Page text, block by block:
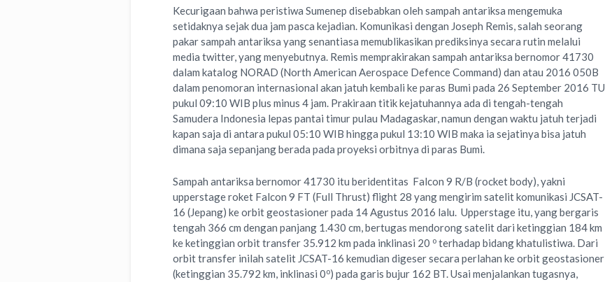
Kecurigaan bahwa peristiwa Sumenep disebabkan oleh sampah antariksa mengemuka
setidaknya sejak dua jam pasca kejadian. Komunikasi dengan Joseph Remis, salah seorang
pakar sampah antariksa yang senantiasa memublikasikan prediksinya secara rutin melalui
media twitter, yang menyebutnya. Remis memprakirakan sampah antariksa bernomor 41730
dalam katalog NORAD (North American Aerospace Defence Command) dan atau 2016 050B
dalam penomoran internasional akan jatuh kembali ke paras Bumi pada 26 September 2016 TU
pukul 09:10 WIB plus minus 4 jam. Prakiraan titik kejatuhannya ada di tengah-tengah
Samudera Indonesia lepas pantai timur pulau Madagaskar, namun dengan waktu jatuh terjadi
kapan saja di antara pukul 05:10 WIB hingga pukul 13:10 WIB maka ia sejatinya bisa jatuh
dimana saja sepanjang berada pada proyeksi orbitnya di paras Bumi.
Sampah antariksa bernomor 41730 itu beridentitas Falcon 9 R/B (rocket body), yakni
upperstage roket Falcon 9 FT (Full Thrust) flight 28 yang mengirim satelit komunikasi JCSAT-
16 (Jepang) ke orbit geostasioner pada 14 Agustus 2016 lalu. Upperstage itu, yang bergaris
tengah 366 cm dengan panjang 1.430 cm, bertugas mendorong satelit dari ketinggian 184 km
ke ketinggian orbit transfer 35.912 km pada inklinasi 20 o terhadap bidang khatulistiwa. Dari
orbit transfer inilah satelit JCSAT-16 kemudian digeser secara perlahan ke orbit geostasioner
(ketinggian 35.792 km, inklinasi 0o) pada garis bujur 162 BT. Usai menjalankan tugasnya,